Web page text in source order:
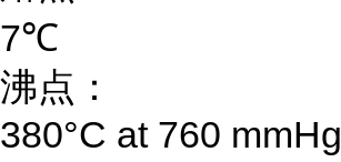
7℃
沸点：
380°C at 760 mmHg